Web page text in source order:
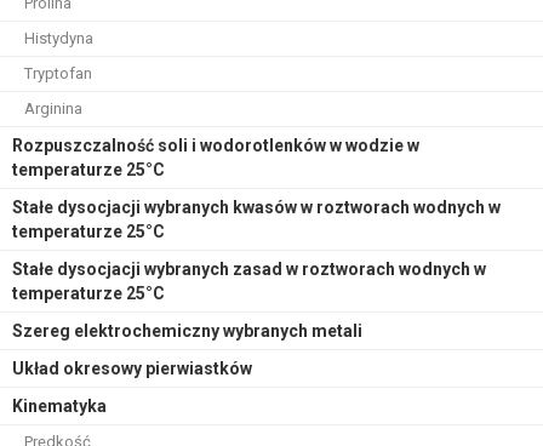
Histydyna
Tryptofan
Arginina
Rozpuszczalność soli i wodorotlenków w wodzie w
temperaturze 25°C
Stałe dysocjacji wybranych kwasów w roztworach wodnych w
temperaturze 25°C
Stałe dysocjacji wybranych zasad w roztworach wodnych w
temperaturze 25°C
Szereg elektrochemiczny wybranych metali
Układ okresowy pierwiastków
Kinematyka
Prędkość